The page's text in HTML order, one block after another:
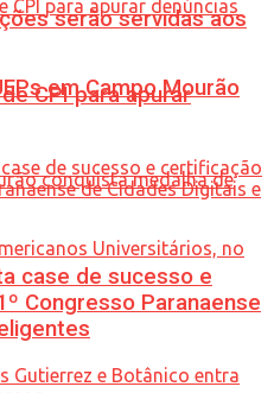
serão servidas aos
em Campo Mourão
CPI para apurar
case de sucesso e
Congresso Paranaense